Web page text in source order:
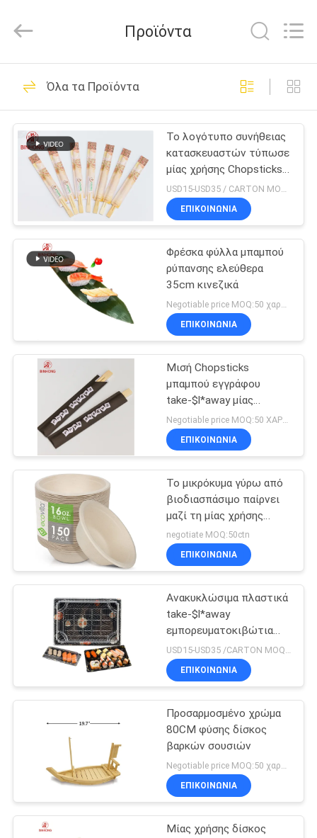
ΣΠΊΤΙ
ΠΡΟΪΌΝΤΑ
ΠΕΡΊΠΟΥ
ΕΜΕΊΣ
ΓΎΡΟΣ
ΕΡΓΟΣΤΑΣΊΩΝ
ΠΟΙΟΤΙΚΌΣ
ΜΑΣ
ΕΠΑΦΉ
ΜΕ
ΕΙΔΉΣΕΙΣ
SITEMAP
PRIVACY
POLICY
and
Export
All
Reserved.
Μίας χρήσης
Chopsticks
μπαμπού
204
Μίας χρήσης
βιοδιασπάσιμα
μαχαιροπήρουνα
51
Βιοδιασπάσιμος
πάρτε μαζί το
κιβώτιο
Πλαστικός δίσκος
σουσιών
Το έγγραφο παίρνει
μαζί το κιβώτιο
109
Προϊόντα
Όλα τα Προϊόντα
Το λογότυπο συνήθειας
κατασκευαστών τύπωσε
μίας χρήσης Chopsticks
μπαμπού
USD15-USD35 / CARTON MOQ:50 χαρτοκιβώτιο
ΕΠΙΚΟΙΝΩΝΙΑ
Φρέσκα φύλλα μπαμπού
ρύπανσης ελεύθερα
35cm κινεζικά
ΕΠΙΚΟΙΝΩΝΙΑ
Μισή Chopsticks
μπαμπού εγγράφου
take-$l*away μίας
χρήσης chopsticks
προσαρμογή
υποστήριξης
ΕΠΙΚΟΙΝΩΝΙΑ
Το μικρόκυμα γύρω από
βιοδιασπάσιμο παίρνει
μαζί τη μίας χρήσης
γλουτένη ελεύθερο Eco
κιβωτίων φιλικό
negotiate MOQ:50ctn
ΕΠΙΚΟΙΝΩΝΙΑ
Ανακυκλώσιμα πλαστικά
take-$l*away
εμπορευματοκιβώτια
σουσιών με το σαφές
καπάκι
USD15-USD35 /CARTON MOQ:ΧΑΡΤΟΚΙΒΩΤΙΟ 100
ΕΠΙΚΟΙΝΩΝΙΑ
Προσαρμοσμένο χρώμα
80CM φύσης δίσκος
βαρκών σουσιών
ΕΠΙΚΟΙΝΩΝΙΑ
Μίας χρήσης δίσκος